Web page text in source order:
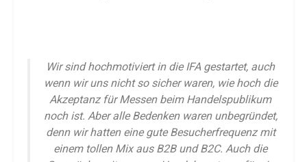
Wir sind hochmotiviert in die IFA gestartet, auch
wenn wir uns nicht so sicher waren, wie hoch die
Akzeptanz für Messen beim Handelspublikum
noch ist. Aber alle Bedenken waren unbegründet,
denn wir hatten eine gute Besucherfrequenz mit
einem tollen Mix aus B2B und B2C. Auch die